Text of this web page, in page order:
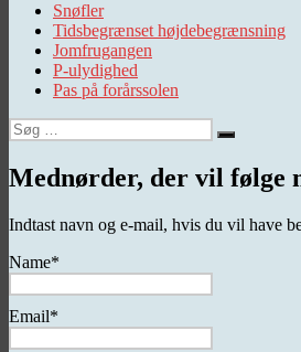
Snøfler
Tidsbegrænset højdebegrænsning
Jomfrugangen
P-ulydighed
Pas på forårssolen
Søg
efter:
Søg
Mednørder, der vil følge
Indtast navn og e-mail, hvis du vil have
Name*
Email*